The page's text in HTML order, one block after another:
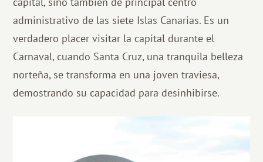
administrativo de las siete Islas Canarias. Es un
verdadero placer visitar la capital durante el
Carnaval, cuando Santa Cruz, una tranquila belleza
norteña, se transforma en una joven traviesa,
demostrando su capacidad para desinhibirse.